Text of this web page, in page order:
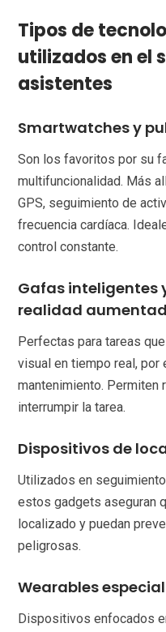
Tipos de
utilizados en el
asistentes
Smartwatches y
Son los favoritos por su
multifuncionalidad. Más
GPS, seguimiento de
frecuencia cardíaca.
control constante.
Gafas inteligentes
realidad
Perfectas para tareas
visual en tiempo real, por
mantenimiento.
interrumpir la tarea.
Dispositivos de
Utilizados en
estos gadgets aseguran
localizado y puedan
peligrosas.
Wearables
Dispositivos enfocados